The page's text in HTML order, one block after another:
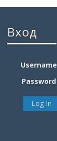
Вход
Username
Password